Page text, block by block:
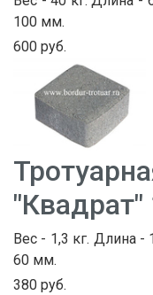
100 мм.
600 руб.
Вес - 1,3 кг. Длина
60 мм.
380 руб.